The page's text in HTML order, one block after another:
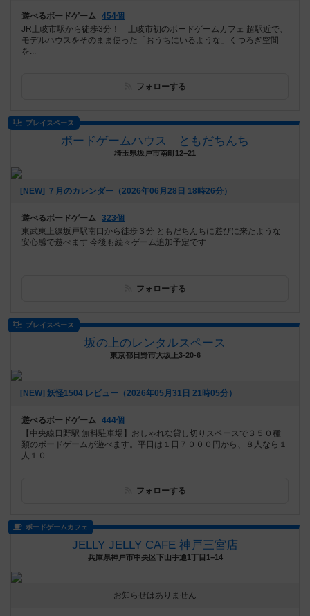
遊べるボードゲーム 454個
JR土岐市駅から徒歩3分！ 土岐市初のボードゲームカフェ 超駅近で、
モデルハウスをそのまま使った「おうちにいるような」くつろぎ空間
を...
フォローする
プレイスペース
ボードゲームハウス ともだちんち
埼玉県坂戸市南町12−21
[NEW] ７月のカレンダー（2026年06月28日 18時26分）
遊べるボードゲーム 323個
東武東上線坂戸駅南口から徒歩３分 ともだちんちに遊びに来たような
安心感で遊べます 今後も続々ゲーム追加予定です
フォローする
プレイスペース
坂の上のレンタルスペース
東京都日野市大坂上3-20-6
[NEW] 妖怪1504 レビュー（2026年05月31日 21時05分）
遊べるボードゲーム 444個
【中央線日野駅 無料駐車場】おしゃれな貸し切りスペースで３５０種
類のボードゲームが遊べます。平日は１日７０００円から、８人なら１
人１０...
フォローする
ボードゲームカフェ
JELLY JELLY CAFE 神戸三宮店
兵庫県神戸市中央区下山手通1丁目1−14
お知らせはありません